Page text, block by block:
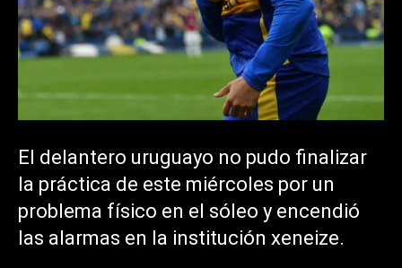
El delantero uruguayo no pudo finalizar
la práctica de este miércoles por un
problema físico en el sóleo y encendió
las alarmas en la institución xeneize.